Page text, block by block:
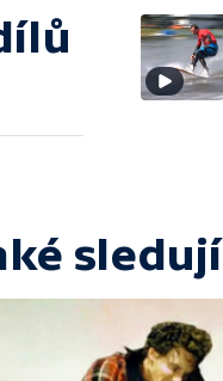
sledují